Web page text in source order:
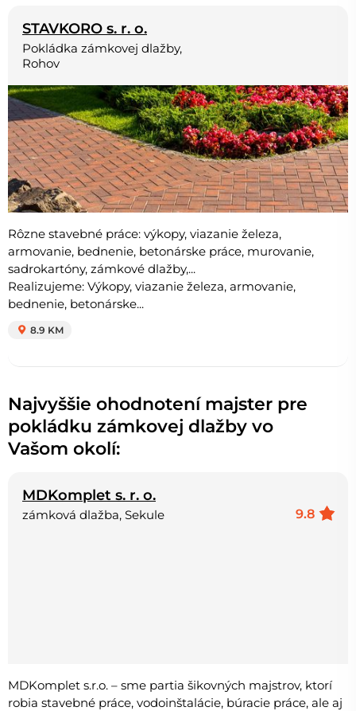
STAVKORO s. r. o.
Pokládka zámkovej dlažby,
Rohov
Rôzne stavebné práce: výkopy, viazanie železa,
armovanie, bednenie, betonárske práce, murovanie,
sadrokartóny, zámkové dlažby,...
Realizujeme: Výkopy, viazanie železa, armovanie,
bednenie, betonárske...
8.9 KM
Najvyššie ohodnotení majster pre
pokládku zámkovej dlažby vo
Vašom okolí:
MDKomplet s. r. o.
9.8
zámková dlažba, Sekule
MDKomplet s.r.o. – sme partia šikovných majstrov, ktorí
robia stavebné práce, vodoinštalácie, búracie práce, ale aj